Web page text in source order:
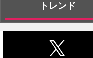
トレンド